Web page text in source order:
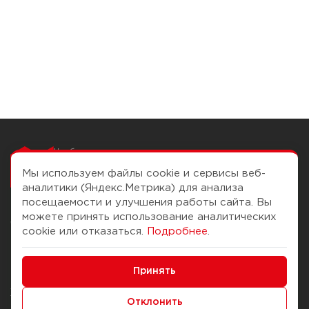
Чтобы вам легко
О компании
История Компании
Журнал
Помощь
Доставка и оплата
Способы оплаты
Мы используем файлы cookie и сервисы веб-
аналитики (Яндекс.Метрика) для анализа
посещаемости и улучшения работы сайта. Вы
можете принять использование аналитических
cookie или отказаться.
Подробнее
Принять
Отклонить